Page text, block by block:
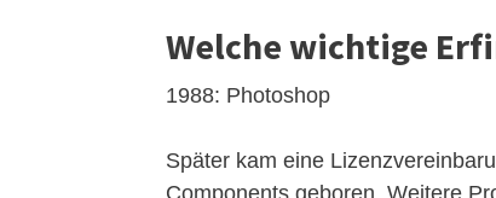
Welche wichtige
1988: Photoshop
Später kam eine
Components geboren. Weitere